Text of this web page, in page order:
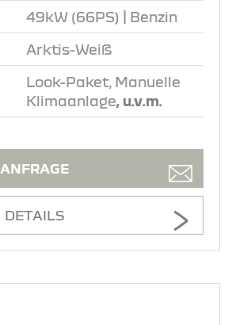
49kW (66PS) | Benzin
Arktis-Weiß
Look-Paket, Manuelle
Klimaanlage, u.v.m.
ANFRAGE
DETAILS